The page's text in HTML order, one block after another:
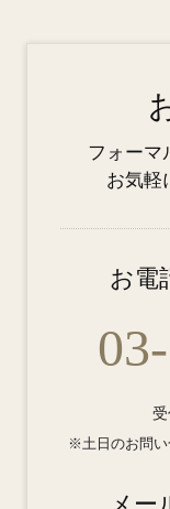
フォーマ
お気軽
お電
※土日のお問い